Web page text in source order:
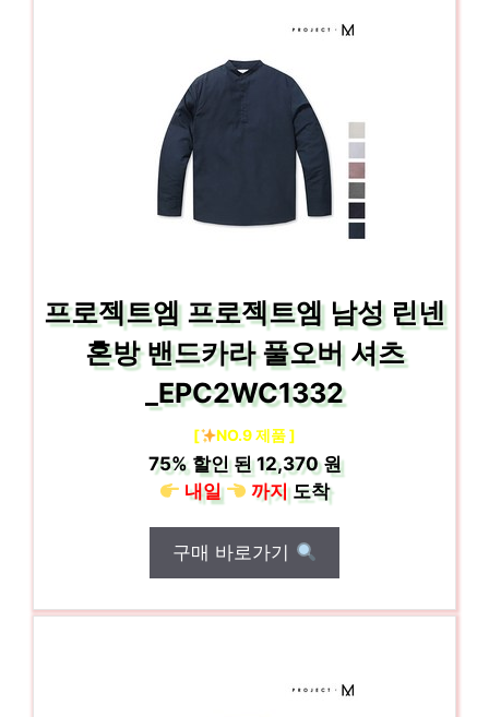
프로젝트엠 프로젝트엠 남성 린넨
혼방 밴드카라 풀오버 셔츠
_EPC2WC1332
[ NO.9 제품 ]
75%할인 된12,370 원
내일
까지도착
구매 바로가기